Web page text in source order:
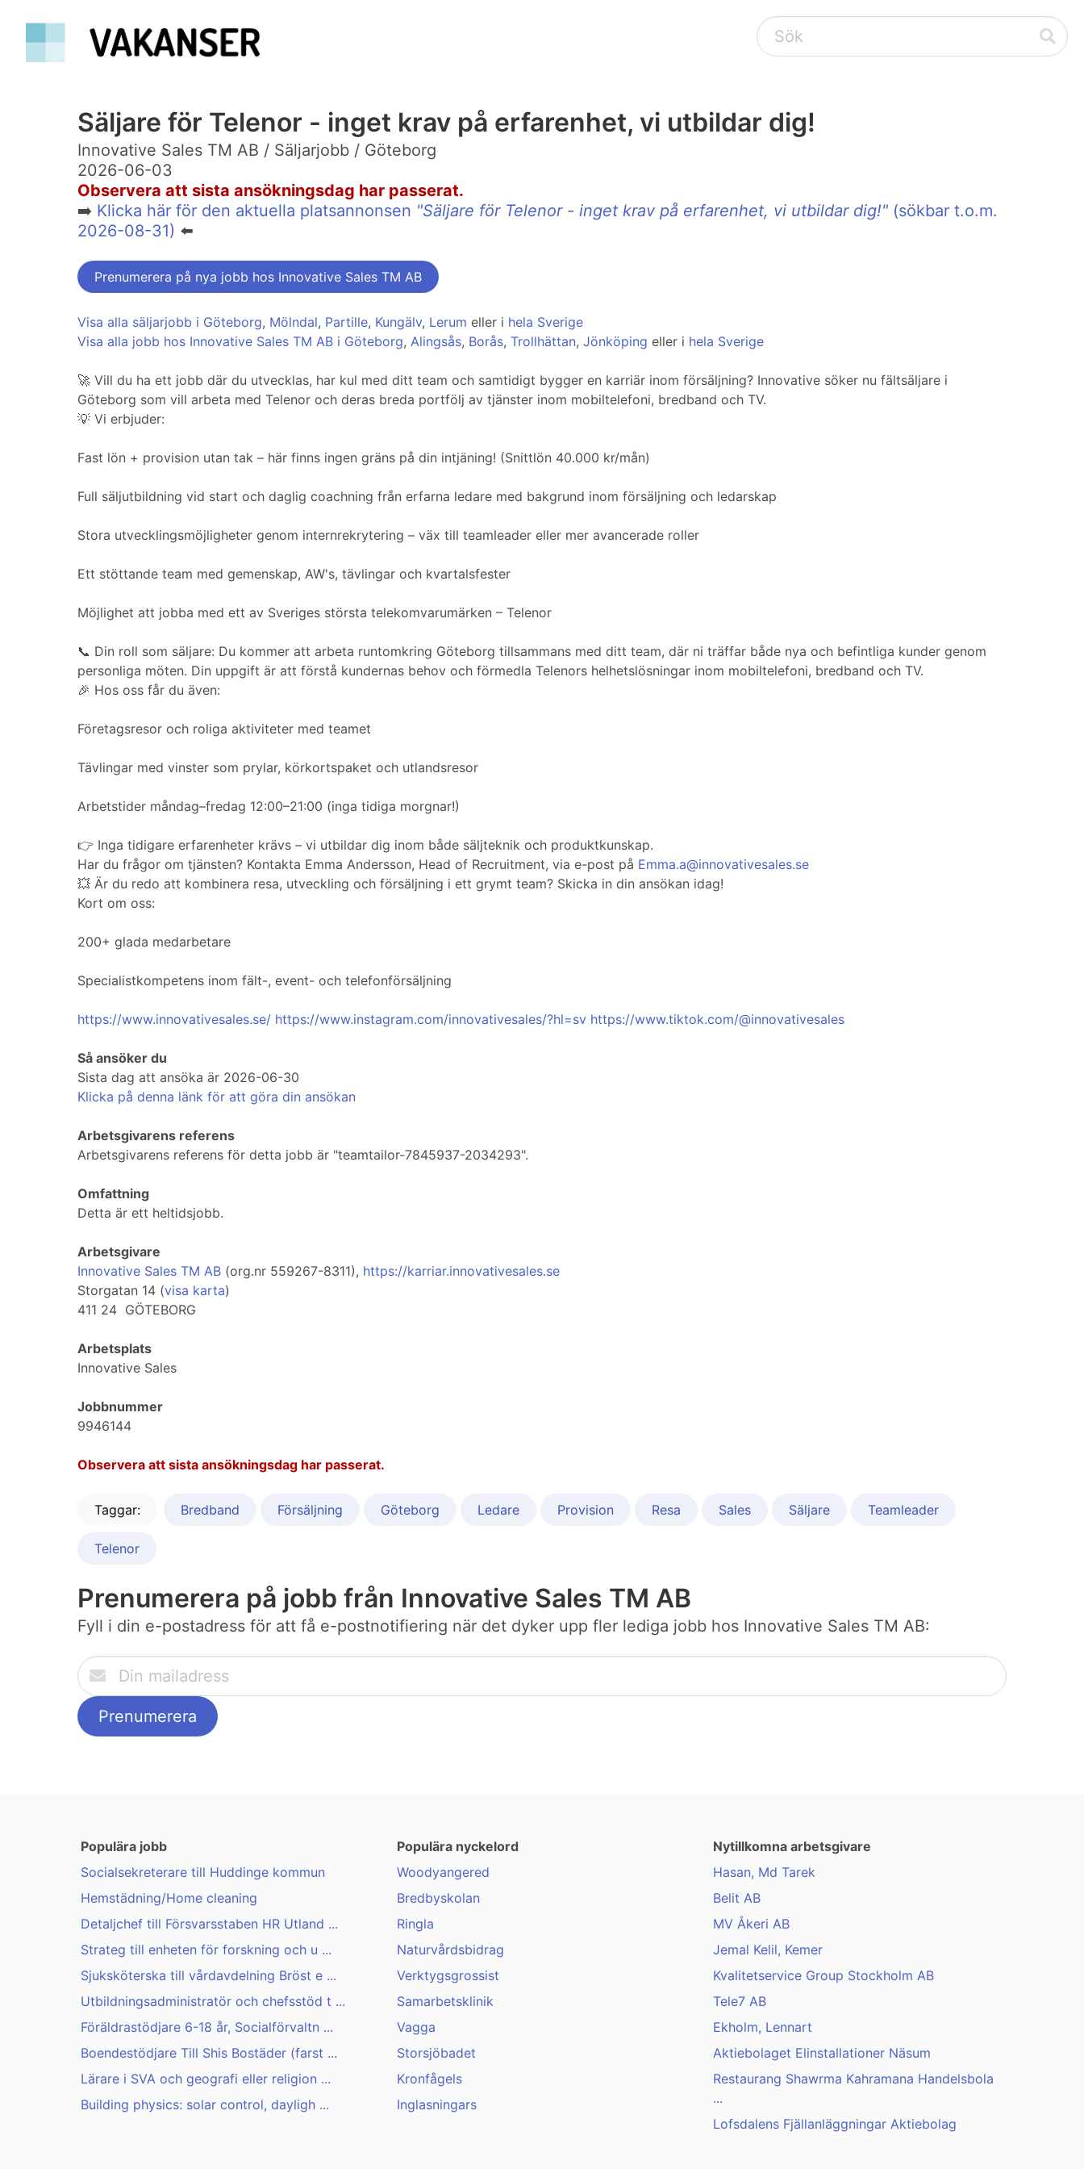
Säljare för Telenor - inget krav på erfarenhet, vi utbildar dig!
Innovative Sales TM AB / Säljarjobb / Göteborg
2026-06-03
Observera att sista ansökningsdag har passerat.
➡️ Klicka här för den aktuella platsannonsen "Säljare för Telenor - inget krav på erfarenhet, vi utbildar dig!" (sökbar t.o.m.
2026-08-31) ⬅️
Prenumerera på nya jobb hos Innovative Sales TM AB
Visa alla säljarjobb i Göteborg, Mölndal, Partille, Kungälv, Lerum eller i hela Sverige
Visa alla jobb hos Innovative Sales TM AB i Göteborg, Alingsås, Borås, Trollhättan, Jönköping eller i hela Sverige
🚀 Vill du ha ett jobb där du utvecklas, har kul med ditt team och samtidigt bygger en karriär inom försäljning? Innovative söker nu fält­säljare i
Göteborg som vill arbeta med Telenor och deras breda portfölj av tjänster inom mobiltelefoni, bredband och TV.
💡 Vi erbjuder:
Fast lön + provision utan tak – här finns ingen gräns på din intjäning! (Snittlön 40.000 kr/mån)
Full säljutbildning vid start och daglig coachning från erfarna ledare med bakgrund inom försäljning och ledarskap
Stora utvecklingsmöjligheter genom internrekrytering – väx till teamleader eller mer avancerade roller
Ett stöttande team med gemenskap, AW's, tävlingar och kvartalsfester
Möjlighet att jobba med ett av Sveriges största telekomvarumärken – Telenor
📞 Din roll som säljare: Du kommer att arbeta runtomkring Göteborg tillsammans med ditt team, där ni träffar både nya och befintliga kunder genom
personliga möten. Din uppgift är att förstå kundernas behov och förmedla Telenors helhetslösningar inom mobiltelefoni, bredband och TV.
🎉 Hos oss får du även:
Företagsresor och roliga aktiviteter med teamet
Tävlingar med vinster som prylar, körkortspaket och utlandsresor
Arbetstider måndag–fredag 12:00–21:00 (inga tidiga morgnar!)
👉 Inga tidigare erfarenheter krävs – vi utbildar dig inom både säljteknik och produktkunskap.
Har du frågor om tjänsten? Kontakta Emma Andersson, Head of Recruitment, via e-post på Emma.a@innovativesales.se
💥 Är du redo att kombinera resa, utveckling och försäljning i ett grymt team? Skicka in din ansökan idag!
Kort om oss:
200+ glada medarbetare
Specialistkompetens inom fält-, event- och telefonförsäljning
https://www.innovativesales.se/ https://www.instagram.com/innovativesales/?hl=sv https://www.tiktok.com/@innovativesales
Så ansöker du
Sista dag att ansöka är 2026-06-30
Klicka på denna länk för att göra din ansökan
Arbetsgivarens referens
Arbetsgivarens referens för detta jobb är "teamtailor-7845937-2034293".
Omfattning
Detta är ett heltidsjobb.
Arbetsgivare
Innovative Sales TM AB (org.nr 559267-8311), https://karriar.innovativesales.se
Storgatan 14 (visa karta)
411 24 GÖTEBORG
Arbetsplats
Innovative Sales
Jobbnummer
9946144
Observera att sista ansökningsdag har passerat.
Taggar: Bredband Försäljning Göteborg Ledare Provision Resa Sales Säljare Teamleader
Telenor
Prenumerera på jobb från Innovative Sales TM AB
Fyll i din e-postadress för att få e-postnotifiering när det dyker upp fler lediga jobb hos Innovative Sales TM AB:
Populära jobb
Socialsekreterare till Huddinge kommun
Hemstädning/Home cleaning
Detaljchef till Försvarsstaben HR Utland ...
Strateg till enheten för forskning och u ...
Sjuksköterska till vårdavdelning Bröst e ...
Utbildningsadministratör och chefsstöd t ...
Föräldrastödjare 6-18 år, Socialförvaltn ...
Boendestödjare Till Shis Bostäder (farst ...
Lärare i SVA och geografi eller religion ...
Building physics: solar control, dayligh ...
Populära nyckelord
Woodyangered
Bredbyskolan
Ringla
Naturvårdsbidrag
Verktygsgrossist
Samarbetsklinik
Vagga
Storsjöbadet
Kronfågels
Inglasningars
Nytillkomna arbetsgivare
Hasan, Md Tarek
Belit AB
MV Åkeri AB
Jemal Kelil, Kemer
Kvalitetservice Group Stockholm AB
Tele7 AB
Ekholm, Lennart
Aktiebolaget Elinstallationer Näsum
Restaurang Shawrma Kahramana Handelsbola
...
Lofsdalens Fjällanläggningar Aktiebolag